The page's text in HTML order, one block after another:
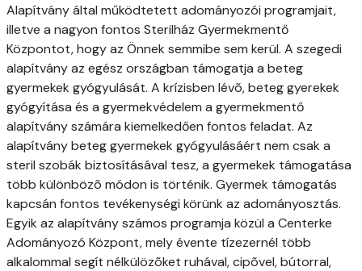
Alapítvány által működtetett adományozói programjait,
illetve a nagyon fontos Sterilház Gyermekmentő
Központot, hogy az Önnek semmibe sem kerül. A szegedi
alapítvány az egész országban támogatja a beteg
gyermekek gyógyulását. A krízisben lévõ, beteg gyerekek
gyógyítása és a gyermekvédelem a gyermekmentő
alapítvány számára kiemelkedően fontos feladat. Az
alapítvány beteg gyermekek gyógyulásáért nem csak a
steril szobák biztosításával tesz, a gyermekek támogatása
több különbözõ módon is történik. Gyermek támogatás
kapcsán fontos tevékenységi körünk az adományosztás.
Egyik az alapítvány számos programja közül a Centerke
Adományozó Központ, mely évente tízezernél több
alkalommal segít nélkülözõket ruhával, cipõvel, bútorral,